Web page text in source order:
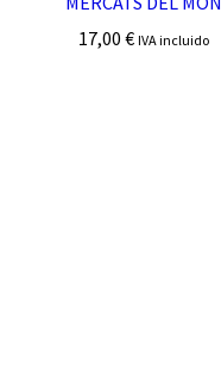
17,00€ IVA incluido